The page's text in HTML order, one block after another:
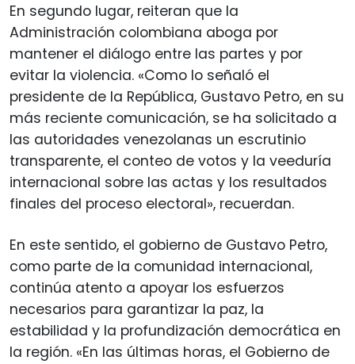
En segundo lugar, reiteran que la
Administración colombiana aboga por
mantener el diálogo entre las partes y por
evitar la violencia. «Como lo señaló el
presidente de la República, Gustavo Petro, en su
más reciente comunicación, se ha solicitado a
las autoridades venezolanas un escrutinio
transparente, el conteo de votos y la veeduría
internacional sobre las actas y los resultados
finales del proceso electoral», recuerdan.
En este sentido, el gobierno de Gustavo Petro,
como parte de la comunidad internacional,
continúa atento a apoyar los esfuerzos
necesarios para garantizar la paz, la
estabilidad y la profundización democrática en
la región. «En las últimas horas, el Gobierno de